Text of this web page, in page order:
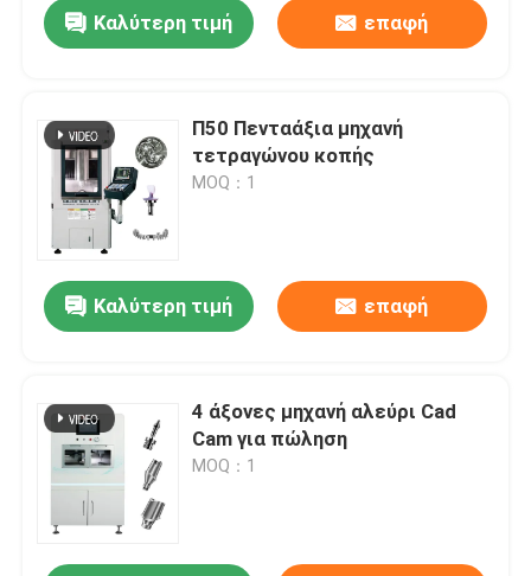
Καλύτερη τιμή επαφή
Π50 Πενταάξια μηχανή
τετραγώνου κοπής
MOQ：1
Καλύτερη τιμή επαφή
4 άξονες μηχανή αλεύρι Cad
Cam για πώληση
MOQ：1